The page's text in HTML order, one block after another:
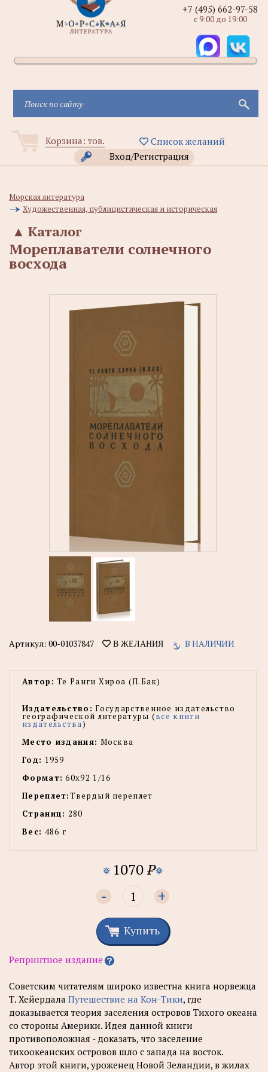
Корзина: тов.
Список желаний
Вход/Регистрация
+7 (495) 662-97-58
с 9:00 до 19:00
Морская литература
Художественная, публицистическая и историческая
Каталог
▲
Мореплаватели солнечного
восхода
Артикул: 00-01037847 В ЖЕЛАНИЯ В НАЛИЧИИ
Автор: Те Ранги Хироа (П.Бак)
Издательство: Государственное издательство
географической литературы (все книги
издательства)
Место издания: Москва
Год: 1959
Формат: 60х92 1/16
Переплет:Твердый переплет
Страниц: 280
Вес: 486 г
1070P
- +
Купить
Репринтное издание
Советским читателям широко известна книга норвежца
Т. Хейердала Путешествие на Кон-Тики, где
доказывается теория заселения островов Тихого океана
со стороны Америки. Идея данной книги
противоположная - доказать, что заселение
тихоокеанских островов шло с запада на восток.
Автор этой книги, уроженец Новой Зеландии, в жилах